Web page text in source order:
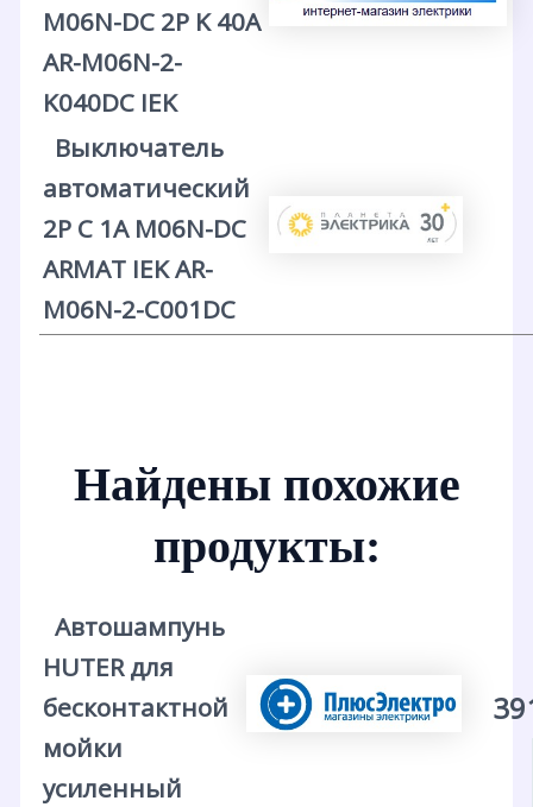
M06N-DC 2P K 40А
AR-M06N-2-
K040DC IEK
Выключатель
автоматический
2P C 1А M06N-DC
ARMAT IEK AR-
M06N-2-C001DC
Найдены похожие
продукты:
Автошампунь
HUTER для
бесконтактной
мойки
усиленный